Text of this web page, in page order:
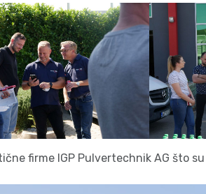
firme IGP Pulvertechnik AG što